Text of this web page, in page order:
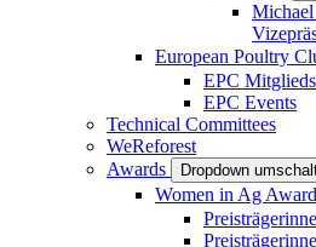
European Poultry
EPC
EPC Events
Technical Committees
WeReforest
Awards
Dropdown
Women in Ag Award